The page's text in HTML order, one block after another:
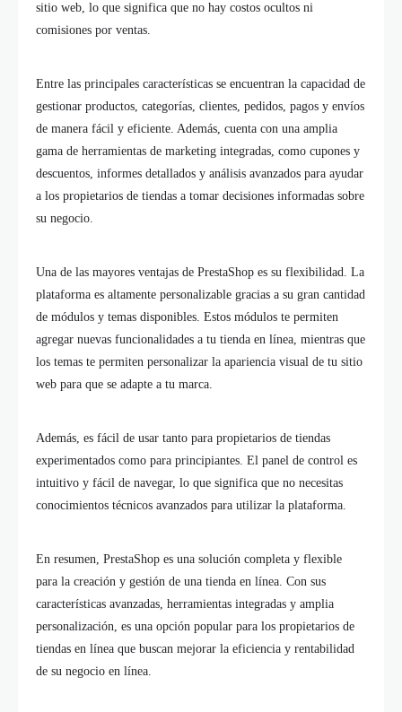
sitio web, lo que significa que no hay costos ocultos ni
comisiones por ventas.
Entre las principales características se encuentran la capacidad de
gestionar productos, categorías, clientes, pedidos, pagos y envíos
de manera fácil y eficiente. Además, cuenta con una amplia
gama de herramientas de marketing integradas, como cupones y
descuentos, informes detallados y análisis avanzados para ayudar
a los propietarios de tiendas a tomar decisiones informadas sobre
su negocio.
Una de las mayores ventajas de PrestaShop es su flexibilidad. La
plataforma es altamente personalizable gracias a su gran cantidad
de módulos y temas disponibles. Estos módulos te permiten
agregar nuevas funcionalidades a tu tienda en línea, mientras que
los temas te permiten personalizar la apariencia visual de tu sitio
web para que se adapte a tu marca.
Además, es fácil de usar tanto para propietarios de tiendas
experimentados como para principiantes. El panel de control es
intuitivo y fácil de navegar, lo que significa que no necesitas
conocimientos técnicos avanzados para utilizar la plataforma.
En resumen, PrestaShop es una solución completa y flexible
para la creación y gestión de una tienda en línea. Con sus
características avanzadas, herramientas integradas y amplia
personalización, es una opción popular para los propietarios de
tiendas en línea que buscan mejorar la eficiencia y rentabilidad
de su negocio en línea.